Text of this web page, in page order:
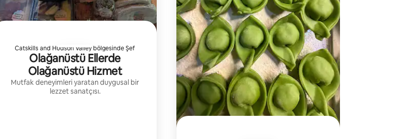
Catskills and Hudson Valley bölgesinde Şef
Olağanüstü Ellerde
Olağanüstü Hizmet
Mutfak deneyimleri yaratan duygusal bir
lezzet sanatçısı.